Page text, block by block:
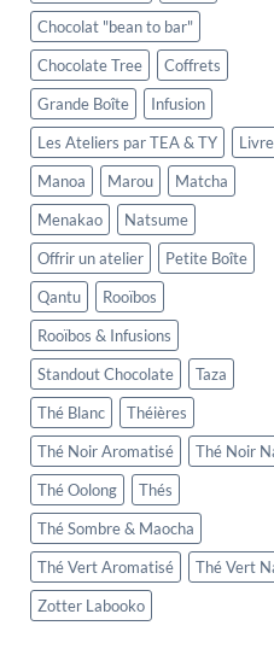
Chocolat "bean to bar"
Chocolate Tree
Coffrets
Grande Boîte
Infusion
Les Ateliers par TEA & TY
Manoa
Marou
Matcha
Menakao
Natsume
Offrir un atelier
Petite Boîte
Qantu
Rooïbos
Rooïbos & Infusions
Standout Chocolate
Taza
Thé Blanc
Théières
Thé Noir Aromatisé
Thé Noir
Thé Oolong
Thés
Thé Sombre & Maocha
Thé Vert Aromatisé
Thé Vert
Zotter Labooko